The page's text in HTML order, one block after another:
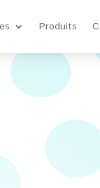
Produits